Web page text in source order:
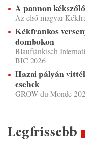
A pannon
Az első magyar
Kékfrankos
dombokon
Blaufränkisch
BIC 2026
Hazai pályán
csehek
GROW du Monde
Legfrissebb